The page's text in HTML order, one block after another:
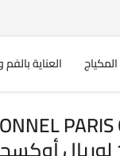
المكياج العناية